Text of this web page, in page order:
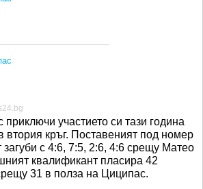
участието си тази година
втория кръг. Поставеният под номер
загуби с 4:6, 7:5, 2:6, 4:6 срещу Матео
квалификант пласира 42
31 в полза на Циципас.